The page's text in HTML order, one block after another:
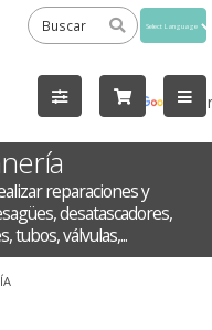
by
reparaciones y
desatascadores,
tubos, válvulas,...